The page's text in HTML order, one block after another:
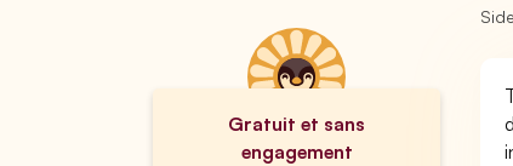
Gratuit et sans
engagement